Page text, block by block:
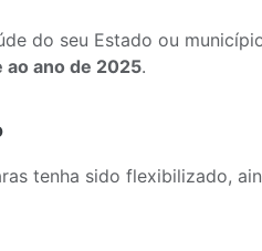
do seu Estado ou
ano de 2025.
tenha sido flexibilizado,